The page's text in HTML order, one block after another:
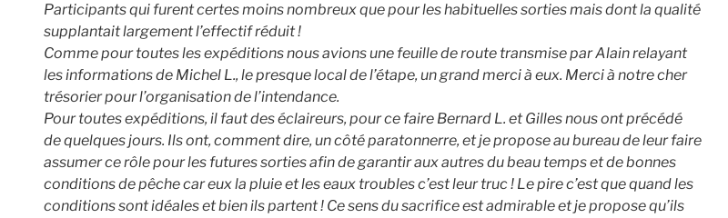
Participants qui furent certes moins nombreux que pour les habituelles sorties mais dont la qualité
supplantait largement l’effectif réduit !
Comme pour toutes les expéditions nous avions une feuille de route transmise par Alain relayant
les informations de Michel L., le presque local de l’étape, un grand merci à eux. Merci à notre cher
trésorier pour l’organisation de l’intendance.
Pour toutes expéditions, il faut des éclaireurs, pour ce faire Bernard L. et Gilles nous ont précédé
de quelques jours. Ils ont, comment dire, un côté paratonnerre, et je propose au bureau de leur faire
assumer ce rôle pour les futures sorties afin de garantir aux autres du beau temps et de bonnes
conditions de pêche car eux la pluie et les eaux troubles c’est leur truc ! Le pire c’est que quand les
conditions sont idéales et bien ils partent ! Ce sens du sacrifice est admirable et je propose qu’ils